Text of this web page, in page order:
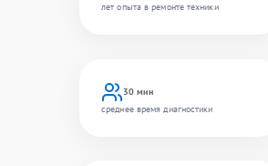
лет опыта в ремонте техники
30 мин
среднее время диагностики